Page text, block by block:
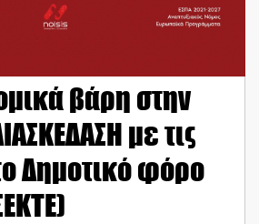
βάρη στην
με τις
Δημοτικό φόρο